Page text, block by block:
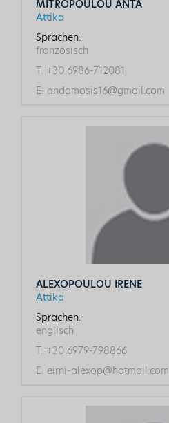
MITROPOULOU ANTA
Attika
Sprachen:
französisch
T: +30 6986-712081
E: andamosis16@gmail.com
ALEXOPOULOU IRENE
Attika
Sprachen:
englisch
T: +30 6979-798866
E: eirni-alexop@hotmail.com